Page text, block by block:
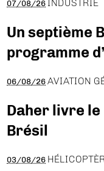
07/08/26 INDUSTRIE
Un septième
programme
06/08/26 AVIATION
Daher livre
Brésil
03/08/26